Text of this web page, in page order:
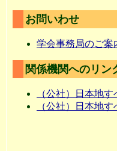
お問いわせ
学会事務局のご案
関係機関へのリン
（公社）日本地す
（公社）日本地す